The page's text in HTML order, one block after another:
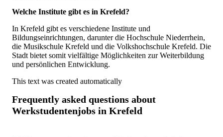
Welche Institute gibt es in Krefeld?
In Krefeld gibt es verschiedene Institute und
Bildungseinrichtungen, darunter die Hochschule Niederrhein,
die Musikschule Krefeld und die Volkshochschule Krefeld. Die
Stadt bietet somit vielfältige Möglichkeiten zur Weiterbildung
und persönlichen Entwicklung.
This text was created automatically
Frequently asked questions about
Werkstudentenjobs in Krefeld